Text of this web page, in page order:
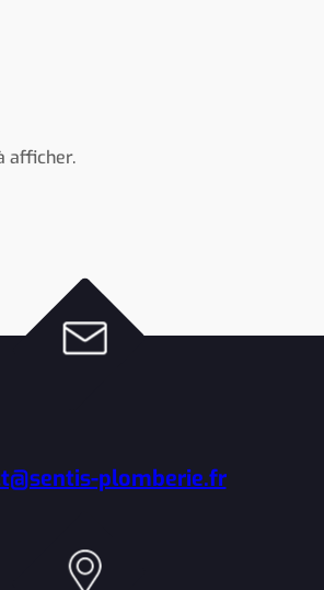
afficher.
plomberie.fr